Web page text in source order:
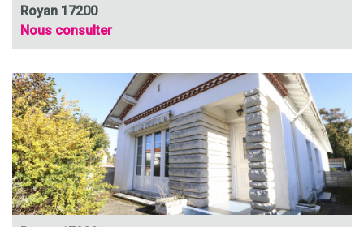
Royan 17200
Nous consulter